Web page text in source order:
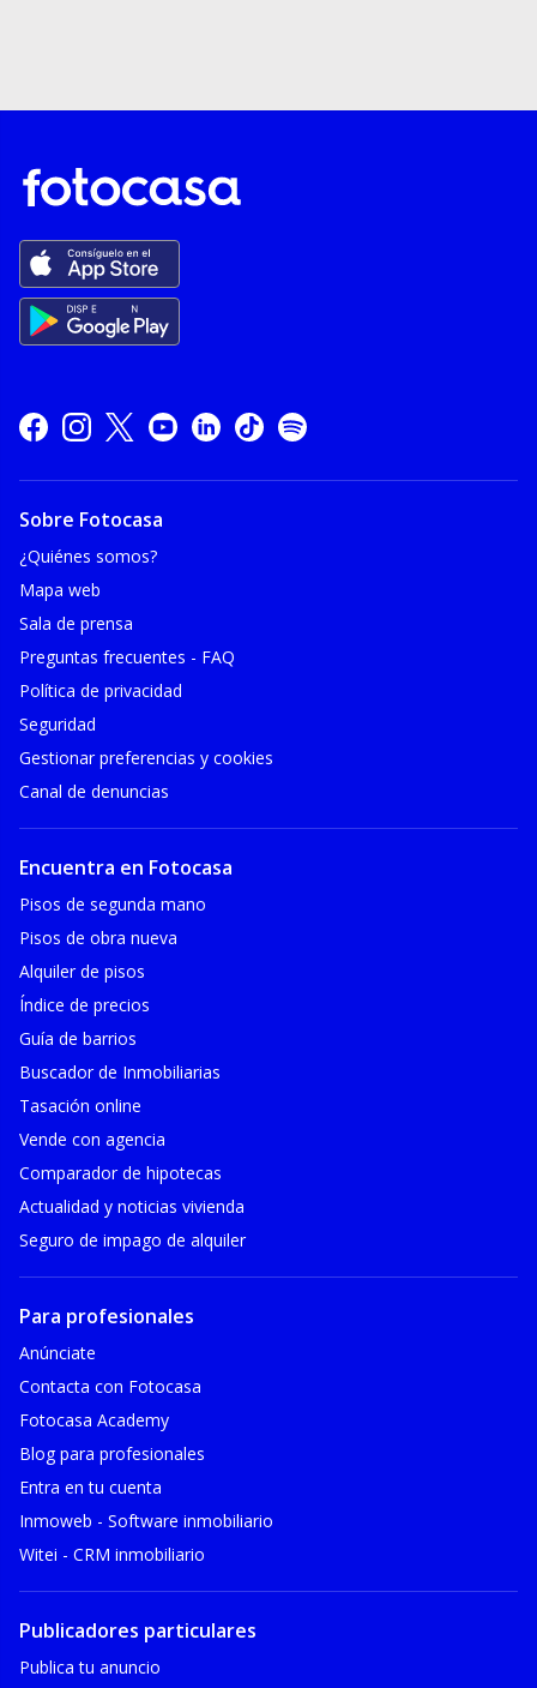
Sobre Fotocasa
¿Quiénes somos?
Mapa web
Sala de prensa
Preguntas frecuentes - FAQ
Política de privacidad
Seguridad
Gestionar preferencias y cookies
Canal de denuncias
Encuentra en Fotocasa
Pisos de segunda mano
Pisos de obra nueva
Alquiler de pisos
Índice de precios
Guía de barrios
Buscador de Inmobiliarias
Tasación online
Vende con agencia
Comparador de hipotecas
Actualidad y noticias vivienda
Seguro de impago de alquiler
Para profesionales
Anúnciate
Contacta con Fotocasa
Fotocasa Academy
Blog para profesionales
Entra en tu cuenta
Inmoweb - Software inmobiliario
Witei - CRM inmobiliario
Publicadores particulares
Publica tu anuncio